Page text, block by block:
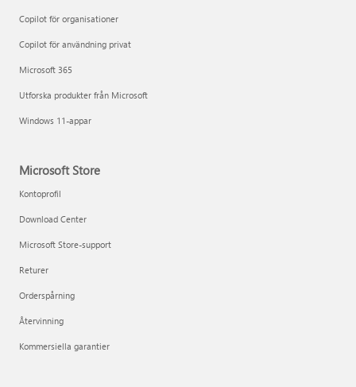
Copilot för organisationer
Copilot för användning privat
Microsoft 365
Utforska produkter från Microsoft
Windows 11-appar
Microsoft Store
Kontoprofil
Download Center
Microsoft Store-support
Returer
Orderspårning
Återvinning
Kommersiella garantier